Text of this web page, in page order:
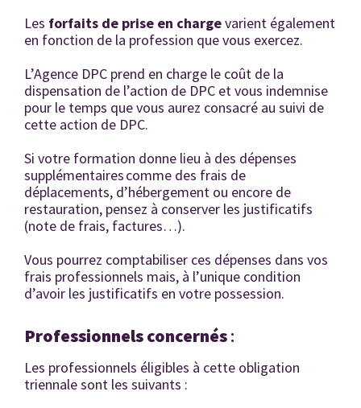
Les forfaits de prise en chargevarient également
en fonction de la profession que vous exercez.
L’Agence DPC prend en charge le coût de la
dispensation de l’action de DPC et vous indemnise
pour le temps que vous aurez consacré au suivi de
cette action de DPC.
Si votre formation donne lieu à des dépenses
supplémentaires comme des frais de
déplacements, d’hébergement ou encore de
restauration, pensez à conserver les justificatifs
(note de frais, factures…).
Vous pourrez comptabiliser ces dépenses dans vos
frais professionnels mais, à l’unique condition
d’avoir les justificatifs en votre possession.
Professionnels concernés:
Les professionnels éligibles à cette obligation
triennale sont les suivants :